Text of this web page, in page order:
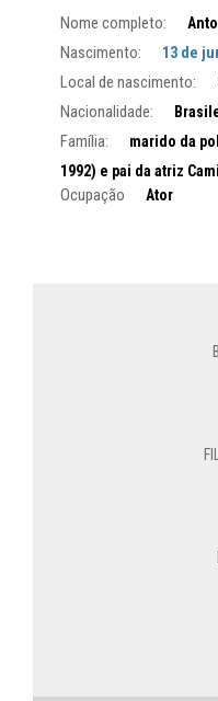
Nome completo:
Nascimento: 13 de
Local de nascimento:
Nacionalidade:
Família:
marido da
1992) e pai da atriz
Ocupação Ator